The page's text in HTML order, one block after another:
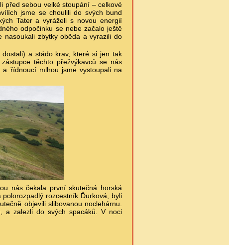
před sebou velké stoupání – celkové
jsme se choulili do svých bund
Tater a vyráželi s novou energií
odpočinku se nebe začalo ještě
zbytky oběda a vyrazili do
a stádo krav, které si jen tak
těchto přežvýkavců se nás
řídnoucí mlhou jsme vystoupali na
nás čekala první skutečná horská
rozcestník Ďurková, byli
objevili slibovanou noclehárnu.
a zalezli do svých spacáků. V noci